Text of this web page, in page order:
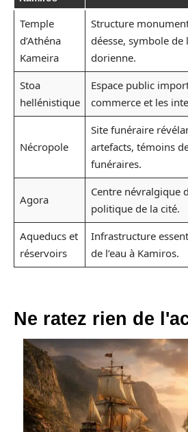
Temple
d’Athéna
Kameira
Structure
déesse, symbole de
dorienne.
Stoa
hellénistique
Espace public
commerce et les
Nécropole
Site funéraire
artefacts, témoins
funéraires.
Agora
Centre névralgique
politique de la cité.
Aqueducs et
réservoirs
Infrastructure
de l’eau à Kamiros.
Ne ratez rien de